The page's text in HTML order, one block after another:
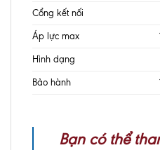
Cổng kết nối
Áp lực max
Hình dạng
Bảo hành
Bạn có thể